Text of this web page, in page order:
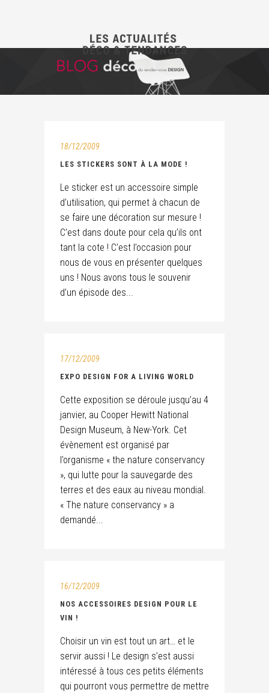
18/12/2009
LES STICKERS SONT À LA MODE !
Le sticker est un accessoire simple
d’utilisation, qui permet à chacun de
se faire une décoration sur mesure !
C’est dans doute pour cela qu’ils ont
tant la cote ! C’est l’occasion pour
nous de vous en présenter quelques
uns ! Nous avons tous le souvenir
d’un épisode des...
17/12/2009
EXPO DESIGN FOR A LIVING WORLD
Cette exposition se déroule jusqu’au 4
janvier, au Cooper Hewitt National
Design Museum, à New-York. Cet
évènement est organisé par
l’organisme « the nature conservancy
», qui lutte pour la sauvegarde des
terres et des eaux au niveau mondial.
« The nature conservancy » a
demandé...
16/12/2009
NOS ACCESSOIRES DESIGN POUR LE
VIN !
Choisir un vin est tout un art… et le
servir aussi ! Le design s’est aussi
intéressé à tous ces petits éléments
qui pourront vous permettre de mettre